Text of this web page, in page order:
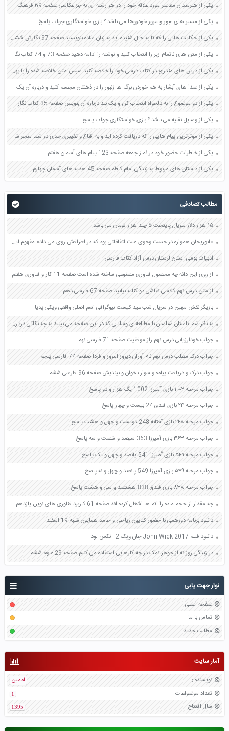
نوار جهت یابی
صفحه اصلی
تماس با ما
مطالب جدید
آمار سایت
نویسنده :
ادمین
تعداد موضواعات :
1
سال افتتاح :
1395
یکی از هنرمندان معاصر مورد علاقه خود را در هر رشته ای به جز عکاسی صفحه 69 فرهنگ و هنر نهم
یکی از مسیر های عبور و مرور خودروها می باشد ؟ بازی خواستگاری جواب پاسخ
یکی از حکایت هایی را که تا به حال شنیده اید به زبان ساده بنویسید صفحه 97 نگارش ششم دبستان
یکی از متن های ناتمام زیر را انتخاب کنید و نوشته را ادامه دهید صفحه 73 و 74 کتاب نگارش فارسی پنجم دبستان
یکی از درس های مندرج در کتاب درسی خود را خلاصه کنید سپس متن خلاصه شده را با بهره گیری از روش های دسته بندی نمودار جدول نقشه مفهومی نشان دهید صفحه 118 نگارش یازدهم
یکی از صدا های آبشار به هم خوردن برگ ها زنبور را در ذهنتان مجسم کنید و درباره آن یک بند بنویسید صفحه 11 نگارش پنجم
یکی از دو موضوع را به دلخواه انتخاب کن و یک بند درباره آن بنویس صفحه 35 کتاب نگارش فارسی سوم
یکی از وسایل نقلیه می باشد ؟ بازی خواستگاری جواب پاسخ
یکی از موثرترین پیام هایی را که دریافت کرده اید و به اقناع و تغییری جدی در شما منجر شده است برسی کنید و علت این تاثیر گذاری قابل توجه را بنویسید صفحه 52 تفکر و سواد رسانه ای دهم
یکی از خاطرات حضور خود در نماز جمعه صفحه 123 پیام های آسمان هفتم
یکی از داستان های مربوط به زندگی امام کاظم صفحه 45 هدیه های آسمان چهارم
مطالب تصادفی
۱۵ هزار دلار سریال پایتخت ۵ چند هزار تومان می باشد
«ابوریحان همواره در جست وجوی علت اتفاقاتی بود که در اطرافش روی می داد» مفهوم این جمله را با مثال بیان کنید صفحه 126 فارسی چهارم
ادبیات بومی استان لرستان درس آزاد کتاب فارسی
از روی این دانه چه محصول فناوری مصنوعی ساخته شده است صفحه 11 کار و فناوری هفتم
از متن درس نهم کلاسی نقاشی دو کنایه بیابید صفحه 67 فارسی دهم
بازیگر نقش مهین در سریال شب عید کیست بیوگرافی اسم اصلی واقعی ویکی پدیا
به نظر شما باستان شناسان با مطالعه ی وسایلی که در این صفحه می بینید به چه نکاتی درباره ی تمدن ایلام پی می برند؟ صفحه 43 مطالعات اجتماعی چهارم
جواب خودارزیابی درس نهم راز موفقیت صفحه 71 فارسی نهم
جواب درک مطلب درس نهم نام آوران دیروز امروز و فردا صفحه 74 فارسی پنجم
جواب درک و دریافت پیاده و سوار بخوان و بیندیش صفحه 96 فارسی ششم
جواب مرحله ۱۰۰۲ بازی آمیرزا 1002 یک هزار و دو پاسخ
جواب مرحله ۲۴ بازی فندق 24 بیست و چهار پاسخ
جواب مرحله ۲۴۸ بازی آفتابه 248 دویست و چهل و هشت پاسخ
جواب مرحله ۳۶۳ بازی آمیرزا 363 سیصد و شصت و سه پاسخ
جواب مرحله ۵۴۱ بازی آمیرزا 541 پانصد و چهل و یک پاسخ
جواب مرحله ۵۴۹ بازی آمیرزا 549 پانصد و چهل و نه پاسخ
جواب مرحله ۸۳۸ بازی فندق 838 هشتصد و سی و هشت پاسخ
چه مقدار از حجم ماده را اتم ها اشغال کرده اند صفحه 61 کاربرد فناوری های نوین یازدهم
دانلود برنامه دورهمی با حضور کتایون ریاحی و حامد همایون شنبه 19 اسفند
دانلود فیلم 2017 John Wick جان ویک 2 | نکس لود
در زندگی روزانه از جوهر نمک در چه کارهایی استفاده می کنیم صفحه 29 علوم ششم